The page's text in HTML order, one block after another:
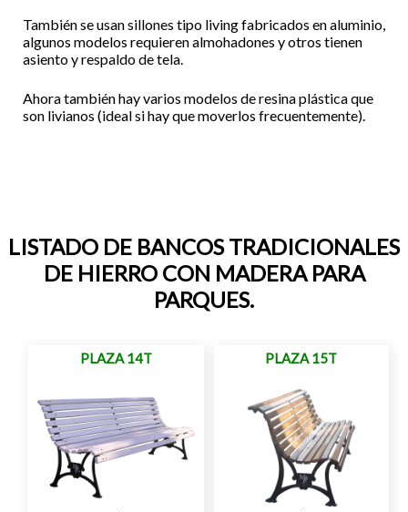
También se usan sillones tipo living fabricados en aluminio,
algunos modelos requieren almohadones y otros tienen
asiento y respaldo de tela.
Ahora también hay varios modelos de resina plástica que
son livianos (ideal si hay que moverlos frecuentemente).
LISTADO DE BANCOS TRADICIONALES
DE HIERRO CON MADERA PARA
PARQUES.
PLAZA 14T PLAZA 15T